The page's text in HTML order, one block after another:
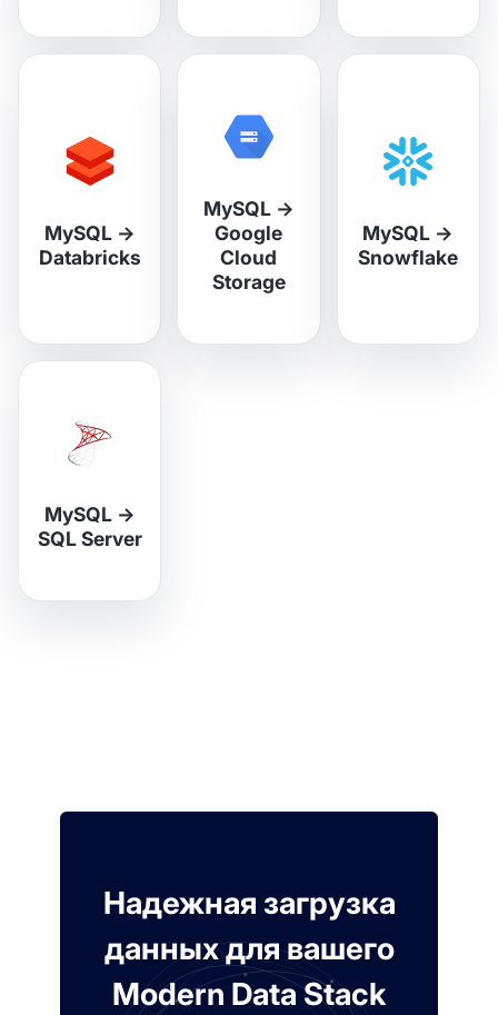
MySQL→
Databricks
MySQL→
Google
Cloud
Storage
MySQL →
Snowflake
MySQL→
SQL Server
Надежная загрузка
данных для вашего
Modern Data Stack